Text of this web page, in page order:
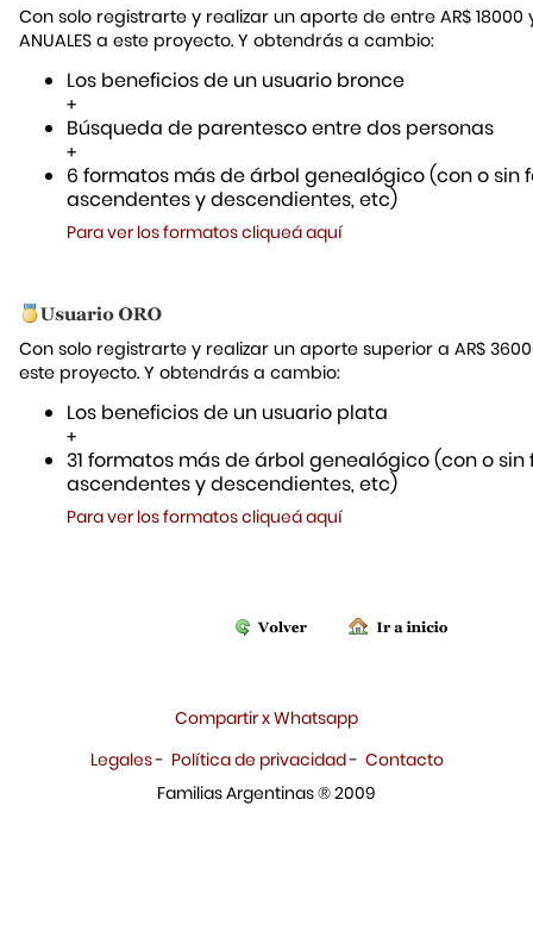
Con solo registrarte y realizar un aporte de entre AR$ 18000
ANUALES a este proyecto. Y obtendrás a cambio:
Los beneficios de un usuario bronce
+
Búsqueda de parentesco entre dos personas
+
6 formatos más de árbol genealógico (con o sin
ascendentes y descendientes, etc)
Para ver los formatos cliqueá aquí
Con solo registrarte y realizar un aporte superior a AR$
este proyecto. Y obtendrás a cambio:
Los beneficios de un usuario plata
+
31 formatos más de árbol genealógico (con o sin
ascendentes y descendientes, etc)
Para ver los formatos cliqueá aquí
Compartir x Whatsapp
Legales- Política de privacidad- Contacto
Familias Argentinas ® 2009